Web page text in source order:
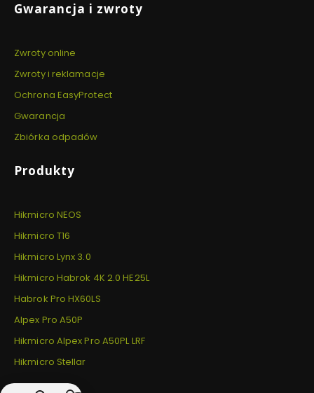
Gwarancja i zwroty
Zwroty online
Zwroty i reklamacje
Ochrona EasyProtect
Gwarancja
Zbiórka odpadów
Produkty
Hikmicro NEOS
Hikmicro T16
Hikmicro Lynx 3.0
Hikmicro Habrok 4K 2.0 HE25L
Habrok Pro HX60LS
Alpex Pro A50P
Hikmicro Alpex Pro A50PL LRF
Hikmicro Stellar